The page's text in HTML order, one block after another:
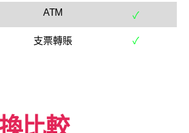
ATM ✓
支票轉賬 ✓
比較